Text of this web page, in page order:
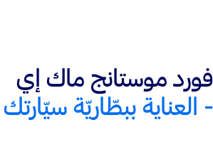
فورد موستانج ماك إي
- العناية ببطّاريّة سيّارتك